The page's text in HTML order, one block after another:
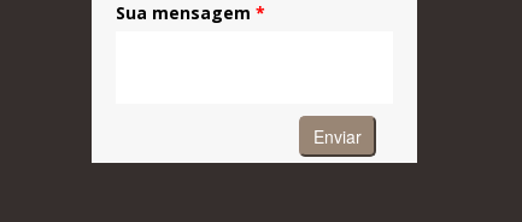
Sua mensagem *